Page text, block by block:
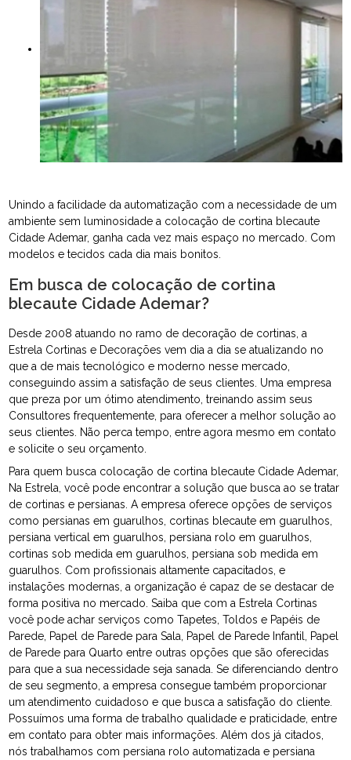
Unindo a facilidade da automatização com a necessidade de um
ambiente sem luminosidade a colocação de cortina blecaute
Cidade Ademar, ganha cada vez mais espaço no mercado. Com
modelos e tecidos cada dia mais bonitos.
Em busca de colocação de cortina
blecaute Cidade Ademar?
Desde 2008 atuando no ramo de decoração de cortinas, a
Estrela Cortinas e Decorações vem dia a dia se atualizando no
que a de mais tecnológico e moderno nesse mercado,
conseguindo assim a satisfação de seus clientes. Uma empresa
que preza por um ótimo atendimento, treinando assim seus
Consultores frequentemente, para oferecer a melhor solução ao
seus clientes. Não perca tempo, entre agora mesmo em contato
e solicite o seu orçamento.
Para quem busca colocação de cortina blecaute Cidade Ademar,
Na Estrela, você pode encontrar a solução que busca ao se tratar
de cortinas e persianas. A empresa oferece opções de serviços
como persianas em guarulhos, cortinas blecaute em guarulhos,
persiana vertical em guarulhos, persiana rolo em guarulhos,
cortinas sob medida em guarulhos, persiana sob medida em
guarulhos. Com profissionais altamente capacitados, e
instalações modernas, a organização é capaz de se destacar de
forma positiva no mercado. Saiba que com a Estrela Cortinas
você pode achar serviços como Tapetes, Toldos e Papéis de
Parede, Papel de Parede para Sala, Papel de Parede Infantil, Papel
de Parede para Quarto entre outras opções que são oferecidas
para que a sua necessidade seja sanada. Se diferenciando dentro
de seu segmento, a empresa consegue também proporcionar
um atendimento cuidadoso e que busca a satisfação do cliente.
Possuímos uma forma de trabalho qualidade e praticidade, entre
em contato para obter mais informações. Além dos já citados,
nós trabalhamos com persiana rolo automatizada e persiana